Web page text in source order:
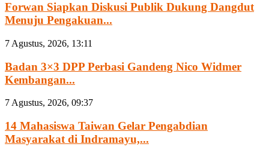
Forwan Siapkan Diskusi Publik Dukung Dangdut
Menuju Pengakuan...
7 Agustus, 2026, 13:11
Badan 3×3 DPP Perbasi Gandeng Nico Widmer
Kembangan...
7 Agustus, 2026, 09:37
14 Mahasiswa Taiwan Gelar Pengabdian
Masyarakat di Indramayu,...